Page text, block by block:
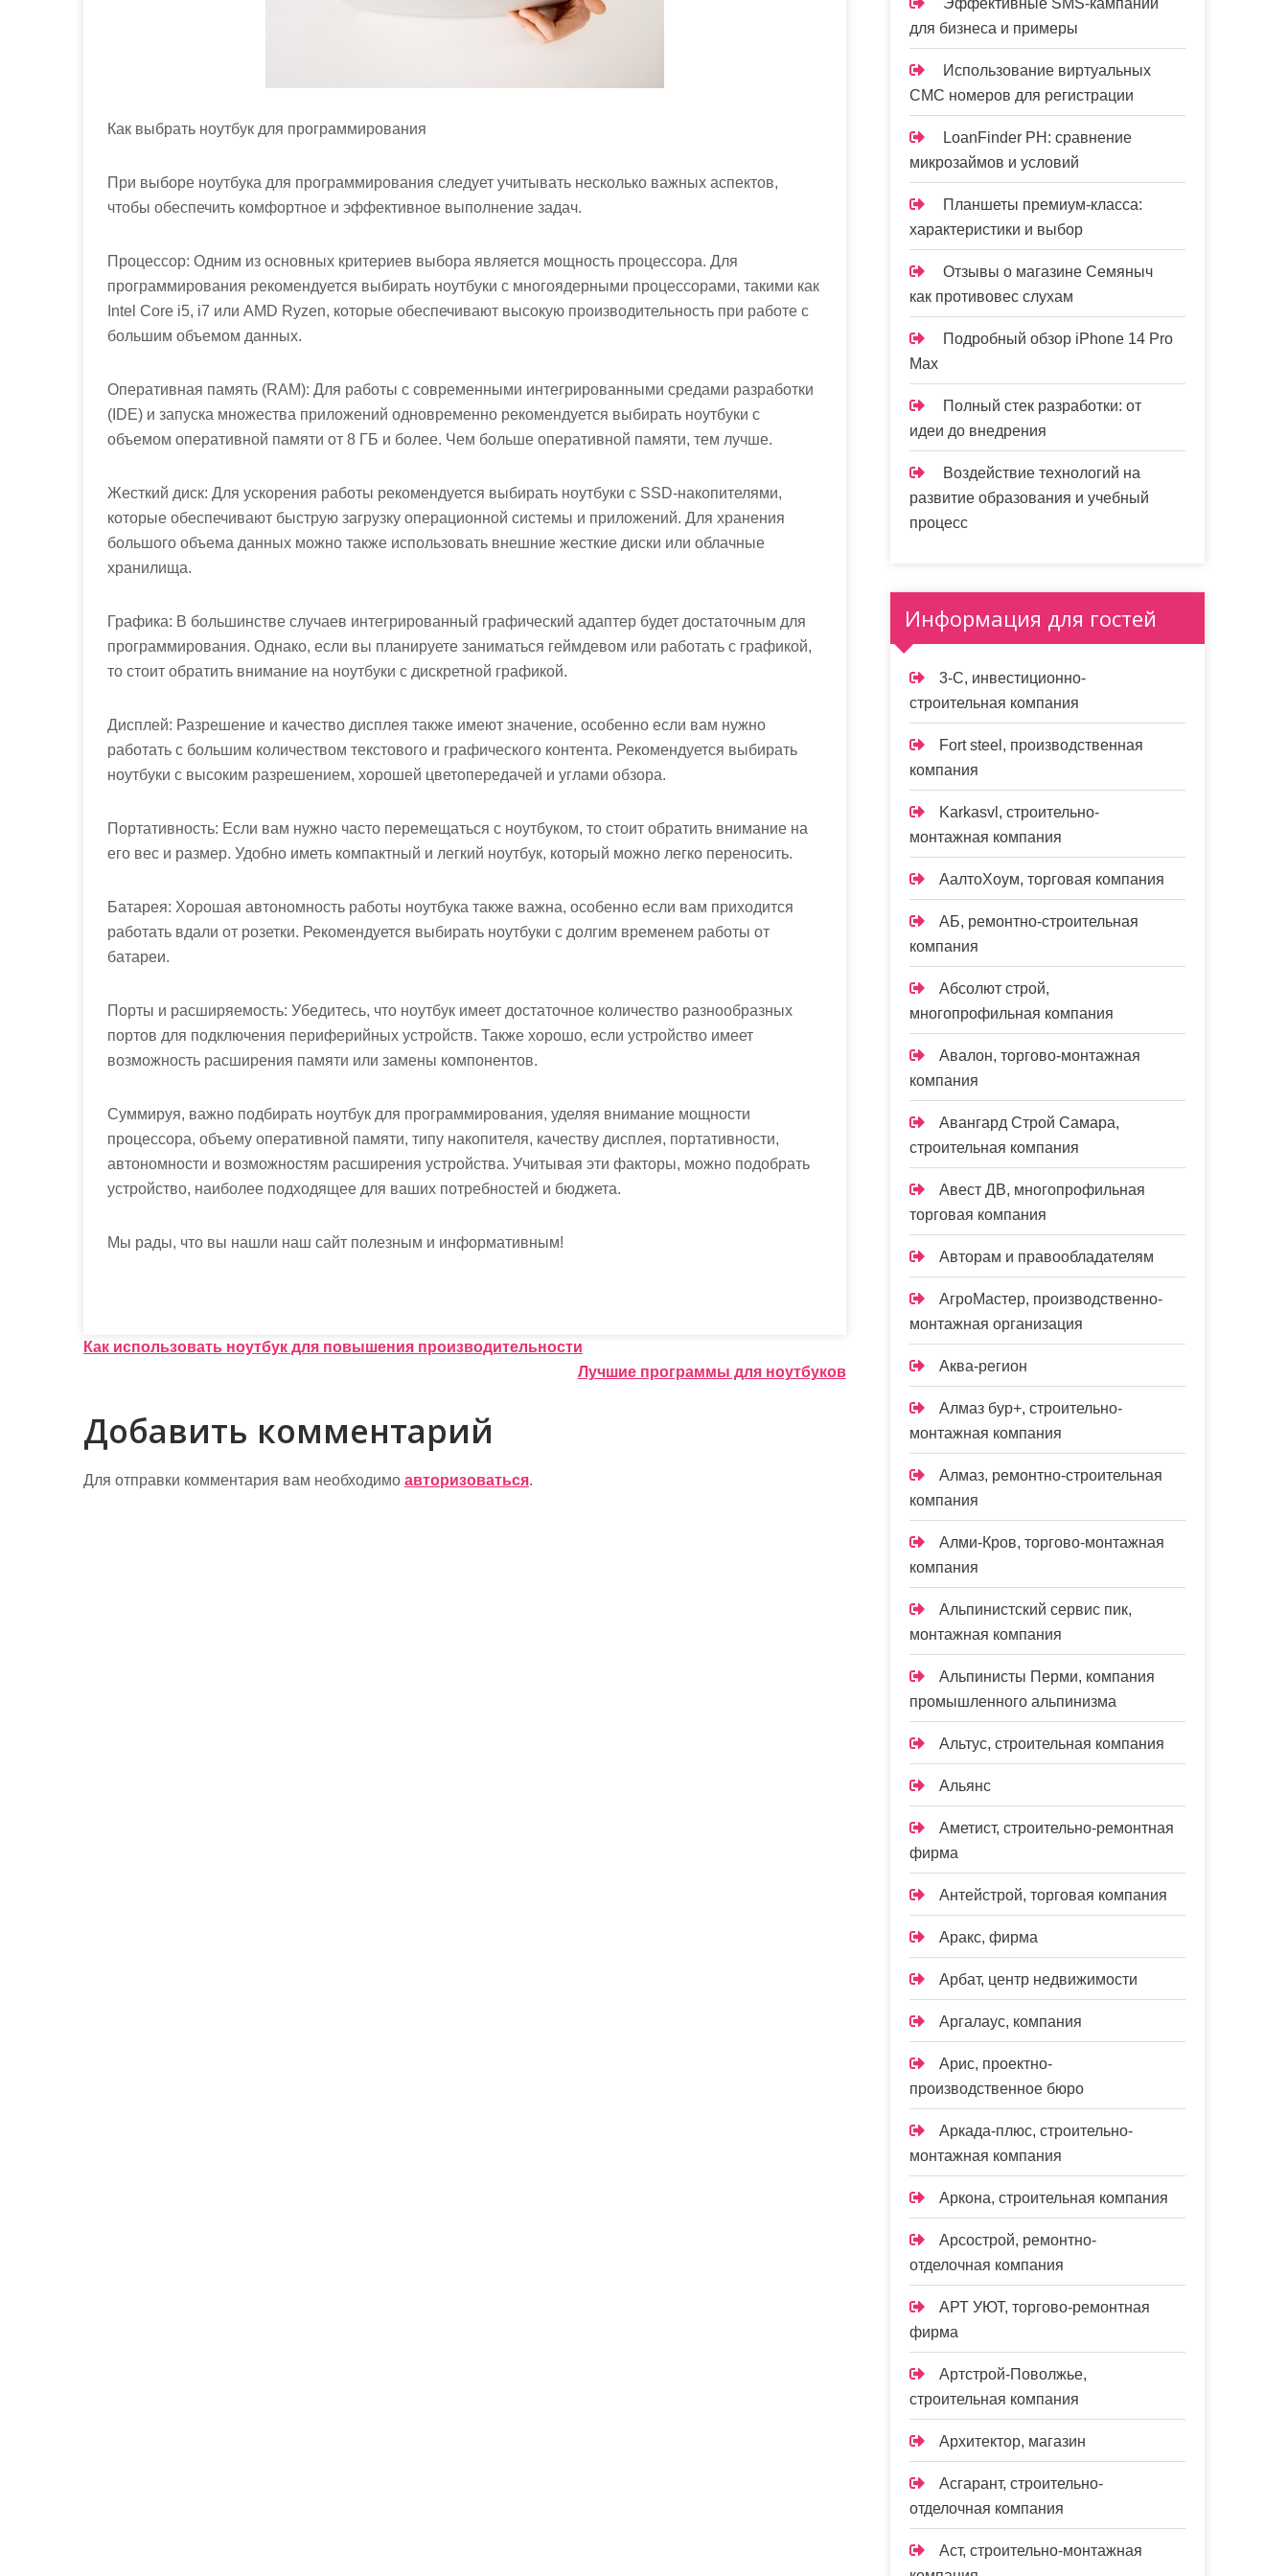
Как выбрать ноутбук для программирования
При выборе ноутбука для программирования следует учитывать несколько важных аспектов,
чтобы обеспечить комфортное и эффективное выполнение задач.
Процессор: Одним из основных критериев выбора является мощность процессора. Для
программирования рекомендуется выбирать ноутбуки с многоядерными процессорами, такими как
Intel Core i5, i7 или AMD Ryzen, которые обеспечивают высокую производительность при работе с
большим объемом данных.
Оперативная память (RAM): Для работы с современными интегрированными средами разработки
(IDE) и запуска множества приложений одновременно рекомендуется выбирать ноутбуки с
объемом оперативной памяти от 8 ГБ и более. Чем больше оперативной памяти, тем лучше.
Жесткий диск: Для ускорения работы рекомендуется выбирать ноутбуки с SSD-накопителями,
которые обеспечивают быструю загрузку операционной системы и приложений. Для хранения
большого объема данных можно также использовать внешние жесткие диски или облачные
хранилища.
Графика: В большинстве случаев интегрированный графический адаптер будет достаточным для
программирования. Однако, если вы планируете заниматься геймдевом или работать с графикой,
то стоит обратить внимание на ноутбуки с дискретной графикой.
Дисплей: Разрешение и качество дисплея также имеют значение, особенно если вам нужно
работать с большим количеством текстового и графического контента. Рекомендуется выбирать
ноутбуки с высоким разрешением, хорошей цветопередачей и углами обзора.
Портативность: Если вам нужно часто перемещаться с ноутбуком, то стоит обратить внимание на
его вес и размер. Удобно иметь компактный и легкий ноутбук, который можно легко переносить.
Батарея: Хорошая автономность работы ноутбука также важна, особенно если вам приходится
работать вдали от розетки. Рекомендуется выбирать ноутбуки с долгим временем работы от
батареи.
Порты и расширяемость: Убедитесь, что ноутбук имеет достаточное количество разнообразных
портов для подключения периферийных устройств. Также хорошо, если устройство имеет
возможность расширения памяти или замены компонентов.
Суммируя, важно подбирать ноутбук для программирования, уделяя внимание мощности
процессора, объему оперативной памяти, типу накопителя, качеству дисплея, портативности,
автономности и возможностям расширения устройства. Учитывая эти факторы, можно подобрать
устройство, наиболее подходящее для ваших потребностей и бюджета.
Мы рады, что вы нашли наш сайт полезным и информативным!
Н
в
и
г
Как использовать ноутбук для повышения производительности
Лучшие программы для ноутбуков
Добавить комментарий
Для отправки комментария вам необходимо авторизоваться.
Эффективные SMS-кампании
для бизнеса и примеры
Использование виртуальных
СМС номеров для регистрации
LoanFinder PH: сравнение
микрозаймов и условий
Планшеты премиум-класса:
характеристики и выбор
Отзывы о магазине Семяныч
как противовес слухам
Подробный обзор iPhone 14 Pro
Max
Полный стек разработки: от
идеи до внедрения
Воздействие технологий на
развитие образования и учебный
процесс
Информация для гостей
3-С, инвестиционно-
строительная компания
Fort steel, производственная
компания
Karkasvl, строительно-
монтажная компания
АалтоХоум, торговая компания
АБ, ремонтно-строительная
компания
Абсолют строй,
многопрофильная компания
Авалон, торгово-монтажная
компания
Авангард Строй Самара,
строительная компания
Авест ДВ, многопрофильная
торговая компания
Авторам и правообладателям
АгроМастер, производственно-
монтажная организация
Аква-регион
Алмаз бур+, строительно-
монтажная компания
Алмаз, ремонтно-строительная
компания
Алми-Кров, торгово-монтажная
компания
Альпинистский сервис пик,
монтажная компания
Альпинисты Перми, компания
промышленного альпинизма
Альтус, строительная компания
Альянс
Аметист, строительно-ремонтная
фирма
Антейстрой, торговая компания
Аракс, фирма
Арбат, центр недвижимости
Аргалаус, компания
Арис, проектно-
производственное бюро
Аркада-плюс, строительно-
монтажная компания
Аркона, строительная компания
Арсострой, ремонтно-
отделочная компания
АРТ УЮТ, торгово-ремонтная
фирма
Артстрой-Поволжье,
строительная компания
Архитектор, магазин
Асгарант, строительно-
отделочная компания
Аст, строительно-монтажная